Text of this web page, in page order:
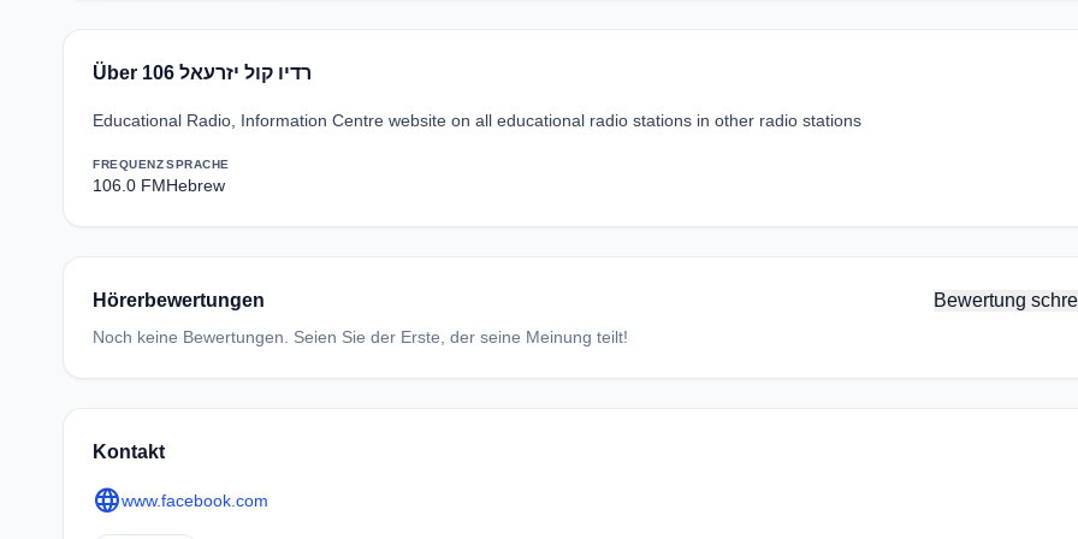
Über רדיו קול יזרעאל 106
Educational Radio, Information Centre website on all educational radio stations in other radio stations
FREQUENZ
106.0 FM
SPRACHE
Hebrew
Hörerbewertungen Bewertung
Noch keine Bewertungen. Seien Sie der Erste, der seine Meinung teilt!
Kontakt
languagewww.facebook.com